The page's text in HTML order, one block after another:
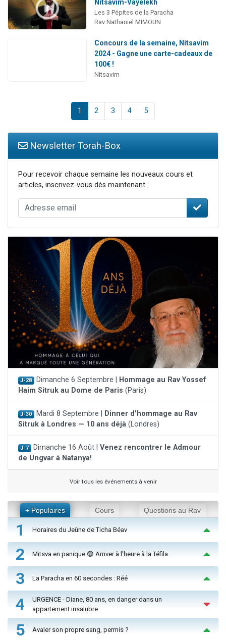
Nitsavim-Vayélèkh
Les 3 Pépites de la Paracha
Rav Nathaniel MIMOUN
Concours de la semaine, Nitsavim
2024 - Gagne une carte-cadeaux de
100€ !
Nitsavim
1 2 3 4 5
Newsletter Torah-Box
Pour recevoir chaque semaine les nouveaux cours et
articles, inscrivez-vous dès maintenant :
J-28 Dimanche 6 Septembre |
Hommage au Rav Yossef
Haim Sitruk au Dome de Paris (Paris)
J-30 Mardi 8 Septembre |
Dinner d'hommage au Rav
Sitruk à Londres — 10 ans déjà (Londres)
J-7 Dimanche 16 Août | Venez rencontrer le Admour
de Ungvar à Natanya!
Voir tous les événements à venir
+ Populaires Cours Questions au Rav
1 Horaires du Jeûne de Ticha Béav
2 Mitsva en panique 😨 Arriver à l'heure à la Téfila
3 La Paracha en 60 secondes : Réé
4
URGENCE - Diane, 80 ans, en danger dans un
appartement insalubre
5 Avaler son propre sang, permis ?